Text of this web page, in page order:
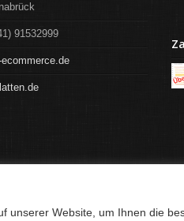
91532999
unserer Website, um Ihnen die